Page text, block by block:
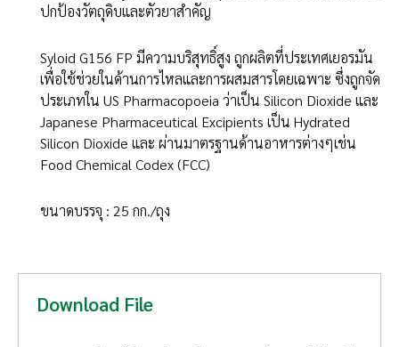
ปกป้องวัตถุดิบและตัวยาสำคัญ
Syloid G156 FP มีความบริสุทธิ์สูง ถูกผลิตที่ประเทศเยอรมัน
เพื่อใช้ช่วยในด้านการไหลและการผสมสารโดยเฉพาะ ซึ่งถูกจัด
ประเภทใน US Pharmacopoeia ว่าเป็น Silicon Dioxide และ
Japanese Pharmaceutical Excipients เป็น Hydrated
Silicon Dioxide และ ผ่านมาตรฐานด้านอาหารต่างๆเช่น
Food Chemical Codex (FCC)
ขนาดบรรจุ : 25 กก./ถุง
Download File